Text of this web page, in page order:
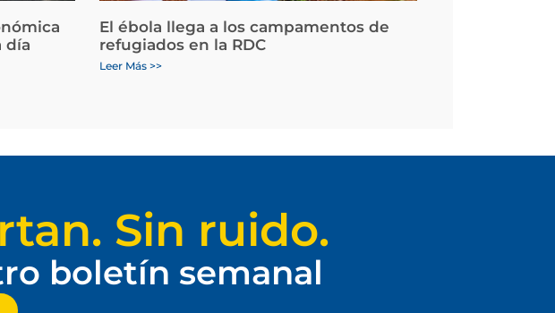
día
El ébola llega a los campamentos de
refugiados en la RDC
Leer Más >>
Sin ruido.
boletín semanal